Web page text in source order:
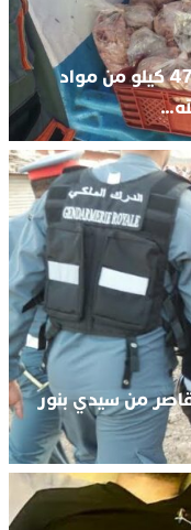
الدرك الملكي يوقف ترويج أزيد من 47 كيلو من مواد
قاصر من سيدي بنور